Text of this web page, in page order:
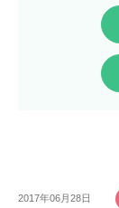
2017年06月28日